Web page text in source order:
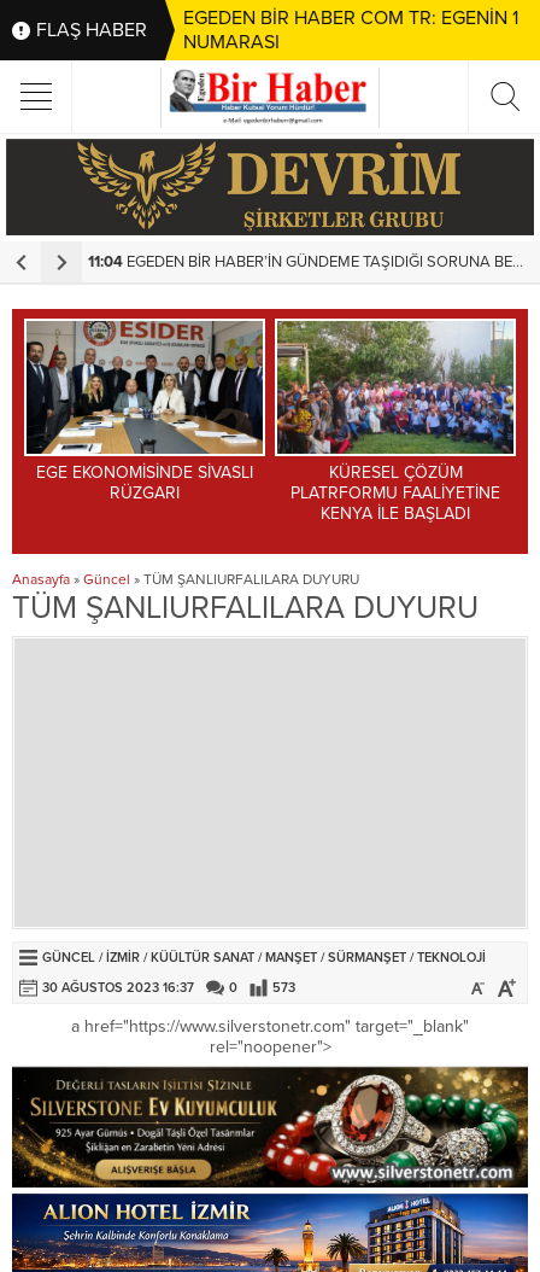
FLAŞ HABER
EGEDEN BİR HABER COM TR: EGENİN 1
NUMARASI
11:04 EGEDEN BİR HABER’İN GÜNDEME TAŞIDIĞI SORUNA BELEDİYEDEN HIZLI MÜDAHALE
EGE EKONOMİSİNDE SİVASLI
RÜZGARI
KÜRESEL ÇÖZÜM
PLATRFORMU FAALİYETİNE
KENYA İLE BAŞLADI
Anasayfa » Güncel » TÜM ŞANLIURFALILARA DUYURU
TÜM ŞANLIURFALILARA DUYURU
GÜNCEL /İZMİR /KÜÜLTÜR SANAT /MANŞET /SÜRMANŞET /TEKNOLOJI
30 AĞUSTOS 2023 16:37
0 573
a href="https://www.silverstonetr.com" target="_blank"
rel="noopener">